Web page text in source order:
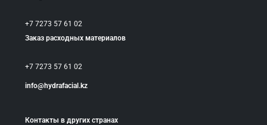
+7 7273 57 61 02
Заказ расходных материалов
+7 7273 57 61 02
info@hydrafacial.kz
Контакты в других странах